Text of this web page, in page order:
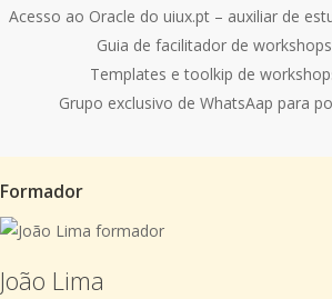
Acesso ao Oracle do uiux.pt – auxiliar de
Guia de facilitador de
Templates e toolkip de
Grupo exclusivo de WhatsAap para
Formador
João Lima